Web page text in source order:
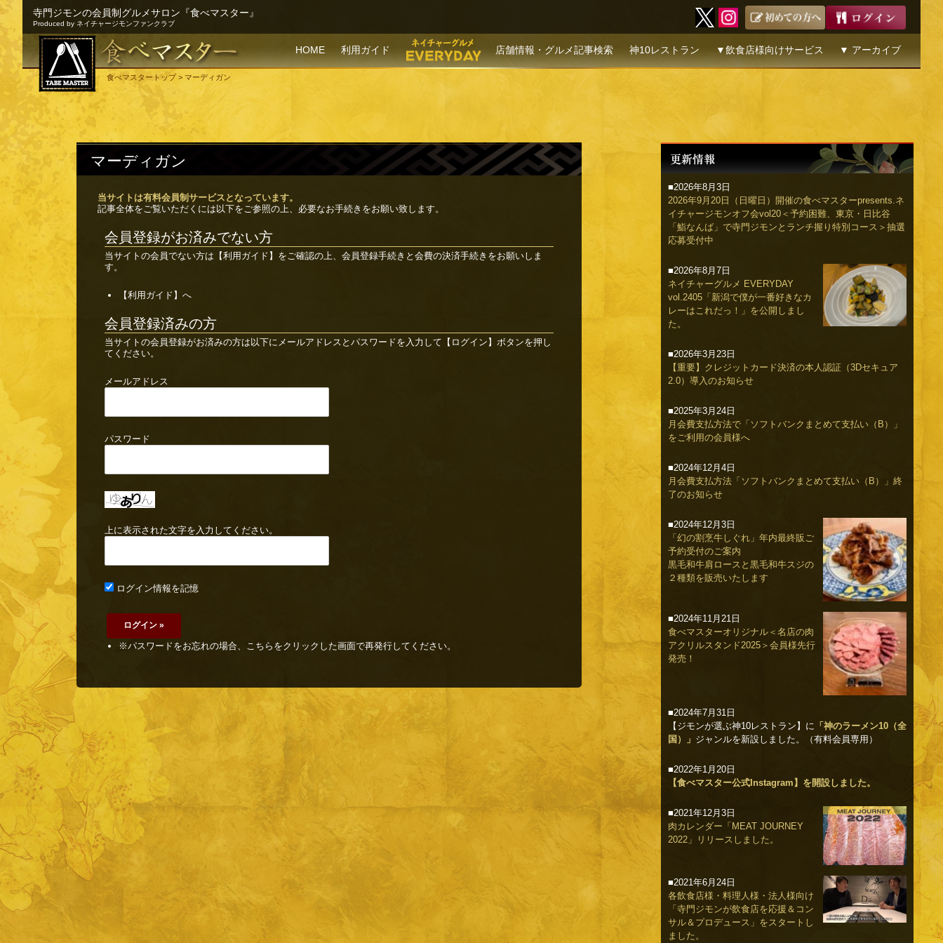
寺門ジモンの会員制グルメサロン『食べマスター』
Produced by ネイチャージモンファンクラブ
HOME 利用ガイド 店舗情報・グルメ記事検索 神10レストラン ▼飲食店様向けサービス ▼ アーカイブ
食べマスタートップ> マーディガン
マーディガン
当サイトは有料会員制サービスとなっています。
記事全体をご覧いただくには以下をご参照の上、必要なお手続きをお願い致します。
会員登録がお済みでない方
当サイトの会員でない方は 【利用ガイド】 をご確認の上、会員登録手続きと会費の決済手続きをお願いしま
す。
【利用ガイド】へ
会員登録済みの方
当サイトの会員登録がお済みの方は以下にメールアドレスとパスワードを入力して【ログイン】ボタンを押し
てください。
メールアドレス
パスワード
上に表示された文字を入力してください。
ログイン情報を記憶
※パスワードをお忘れの場合、こちらをクリックした画面で再発行してください。
■2026年8月3日
2026年9月20日（日曜日）開催の食べマスターpresents.ネ
イチャージモンオフ会vol20＜予約困難、東京・日比谷
「鮨なんば」で寺門ジモンとランチ握り特別コース＞抽選
応募受付中
■2026年8月7日
ネイチャーグルメ EVERYDAY
vol.2405「新潟で僕が一番好きなカ
レーはこれだっ！」を公開しまし
た。
■2026年3月23日
【重要】クレジットカード決済の本人認証（3Dセキュア
2.0）導入のお知らせ
■2025年3月24日
月会費支払方法で「ソフトバンクまとめて支払い（B）」
をご利用の会員様へ
■2024年12月4日
月会費支払方法「ソフトバンクまとめて支払い（B）」終
了のお知らせ
■2024年12月3日
「幻の割烹牛しぐれ」年内最終販ご
予約受付のご案内
黒毛和牛肩ロースと黒毛和牛スジの
２種類を販売いたします
■2024年11月21日
食べマスターオリジナル＜名店の肉
アクリルスタンド2025＞会員様先行
発売！
■2024年7月31日
【ジモンが選ぶ神10レストラン】に 「神のラーメン10（全
国）」 ジャンルを新設しました。（有料会員専用）
■2022年1月20日
【食べマスター公式Instagram】を開設しました。
■2021年12月3日
肉カレンダー「MEAT JOURNEY
2022」リリースしました。
■2021年6月24日
各飲食店様・料理人様・法人様向け
「寺門ジモンが飲食店を応援＆コン
サル＆プロデュース」をスタートし
ました。